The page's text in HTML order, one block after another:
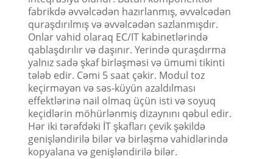
fabrikdə əvvəlcədən hazırlanmış, əvvəlcədən
quraşdırılmış və əvvəlcədən sazlanmışdır.
Onlar vahid olaraq EC/IT kabinetlərində
qablaşdırılır və daşınır. Yerində quraşdırma
yalnız sadə şkaf birləşməsi və ümumi tikinti
tələb edir. Cəmi 5 saat çəkir. Modul toz
keçirməyən və səs-küyün azaldılması
effektlərinə nail olmaq üçün isti və soyuq
keçidlərin möhürlənmiş dizaynını qəbul edir.
Hər iki tərəfdəki İT şkafları çevik şəkildə
genişləndirilə bilər və birləşmə vahidlərində
kopyalana və genişləndirilə bilər.